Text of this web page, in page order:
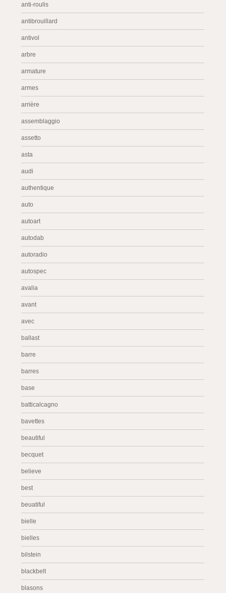
anti-roulis
antibrouillard
antivol
arbre
armature
armes
arrière
assemblaggio
assetto
asta
audi
authentique
auto
autoart
autodab
autoradio
autospec
avalia
avant
avec
ballast
barre
barres
base
batticalcagno
bavettes
beautiful
becquet
believe
best
beuatiful
bielle
bielles
bilstein
blackbelt
blasons